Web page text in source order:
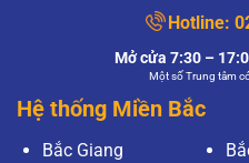
Hotline:
Mở cửa 7:30 –
Một số Trung tâm
Hệ thống Miền Bắc
Bắc Giang